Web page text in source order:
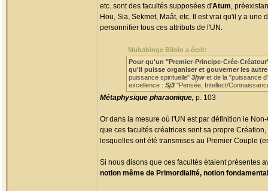
etc. sont des facultés supposées d'Atum,
Hou, Sia, Sekmet, Maât, etc. Il est vrai qu'il y a
personnifier tous ces attributs de l'UN.
Mubabinge Bilolo a écrit:
Pour qu'un "Premier-Principe-Crée-
qu'il puisse organiser et gouverner les
puissance spirituelle" 3ḫw et de la "puissance
excellence : Sj3 "Pensée, Intellect/
Métaphysique pharaonique, p. 103
Or dans la mesure où l'UN est par définition le
que ces facultés créatrices sont sa propre
lesquelles ont été transmises au Premier Couple
Si nous disons que ces facultés étaient présentes
notion même de Primordialité, notion